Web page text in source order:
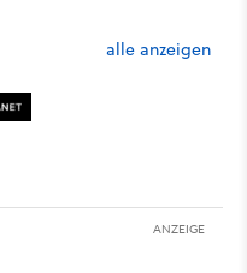
alle anzeigen
ANZEIGE